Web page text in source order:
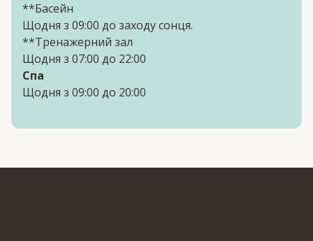
**Басейн
Щодня з 09:00 до заходу сонця.
**Тренажерний зал
Щодня з 07:00 до 22:00
Спа
Щодня з 09:00 до 20:00